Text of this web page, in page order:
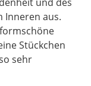
Inneren aus.
Stückchen
sehr